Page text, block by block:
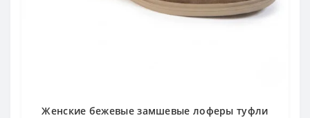
Женские бежевые замшевые лоферы туфли